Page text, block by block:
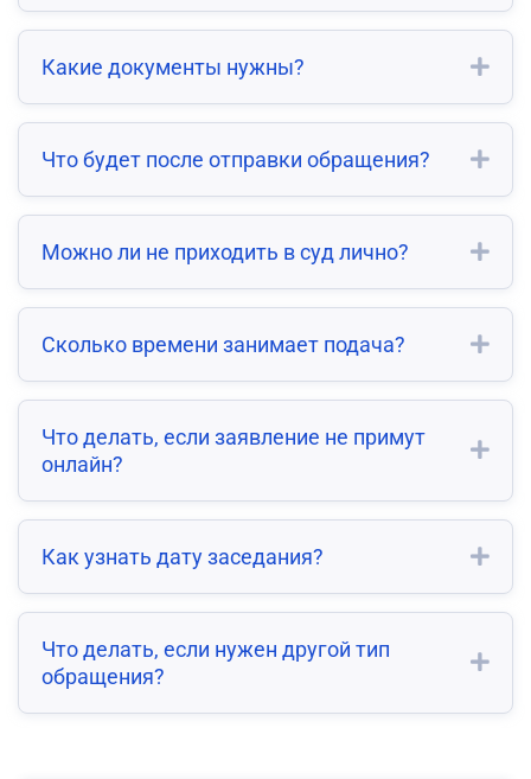
Какие документы нужны?
Что будет после отправки обращения?
Можно ли не приходить в суд лично?
Сколько времени занимает подача?
Что делать, если заявление не примут
онлайн?
Как узнать дату заседания?
Что делать, если нужен другой тип
обращения?